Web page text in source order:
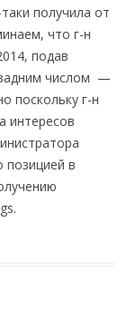
получила от
что г-н
подав
числом —
поскольку г-н
интересов
позицией в